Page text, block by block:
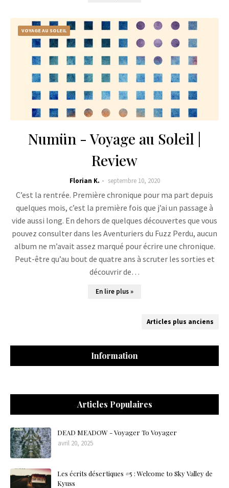
VOYAGE AU SOLEIL
Numün - Voyage au Soleil |
Review
Florian K. septembre 10, 2020
C’est la rentrée. Première chronique pour ma part depuis
quelques mois, c’est la première fois que j’ai un passage à
vide aussi long. En dehors de quelques découvertes que vous
pouvez consulter dans les Aventuriers du Fuzz Perdu, aucun
album ne m’avait assez marqué pour écrire une chronique.
Peut-être qu’au bout de quatre ans à scruter les sorties et
découvrir de…
En lire plus »
Articles plus anciens
Information
Articles Populaires
DEAD MEADOW - Voyager To Voyager
avril 20, 2025
Les écrits désertiques #5 : Welcome to Sky Valley de
Kyuss